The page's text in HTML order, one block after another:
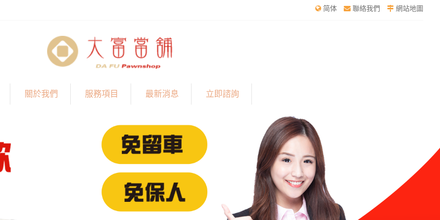
简体 聯絡我們 網站地圖
關於我們 服務項目 最新消息 立即諮詢